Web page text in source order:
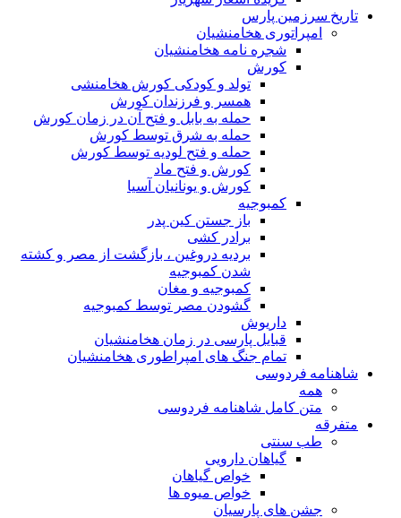
تاریخ سرزمین پارس
امپراتوری هخامنشیان
شجره نامه هخامنشیان
کورش
تولد و کودکی کورش هخامنشی
همسر و فرزندان کورش
حمله به بابل و فتح آن در زمان کورش
حمله به شرق توسط کورش
حمله و فتح لودیه توسط کورش
کورش و فتح ماد
کورش و یونانیان آسیا
کمبوجیه
باز جستن کین پدر
برادر کشی
بردیه دروغین ، بازگشت از مصر و کشته
شدن کمبوجیه
کمبوجیه و مغان
گشودن مصر توسط کمبوجیه
داریوش
قبایل پارسی در زمان هخامنشیان
تمام جنگ های امپراطوری هخامنشیان
شاهنامه فردوسی
همه
متن کامل شاهنامه فردوسی
متفرقه
طب سنتی
گیاهان دارویی
خواص گیاهان
خواص میوه ها
جشن های پارسیان